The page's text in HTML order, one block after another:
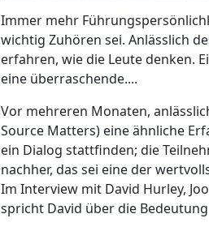
Immer mehr
wichtig Zuhören sei. Anlässlich
erfahren, wie die Leute denken.
eine überraschende....
Vor mehreren Monaten,
Source Matters) eine ähnliche
ein Dialog stattfinden; die
nachher, das sei eine der
Im Interview mit David Hurley,
spricht David über die